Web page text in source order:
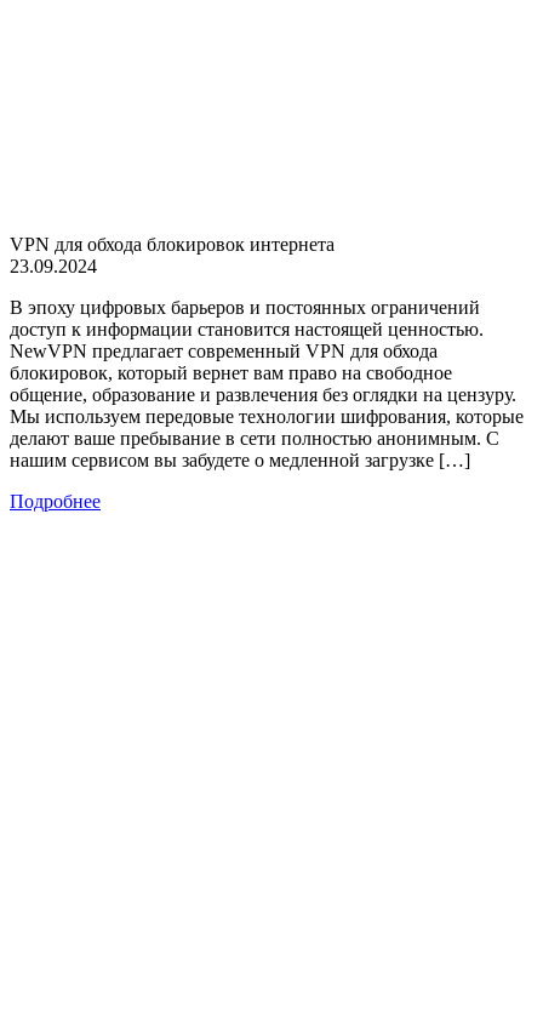
VPN для обхода блокировок интернета
23.09.2024
В эпоху цифровых барьеров и постоянных ограничений
доступ к информации становится настоящей ценностью.
NewVPN предлагает современный VPN для обхода
блокировок, который вернет вам право на свободное
общение, образование и развлечения без оглядки на цензуру.
Мы используем передовые технологии шифрования, которые
делают ваше пребывание в сети полностью анонимным. С
нашим сервисом вы забудете о медленной загрузке […]
Подробнее